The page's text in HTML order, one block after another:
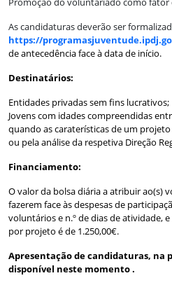
As candidaturas deverão ser
https://
de antecedência face à data de início.
Destinatários:
Entidades privadas sem fins lucrativos;
Jovens com idades compreendidas
quando as caraterísticas de um
ou pela análise da respetiva Direção
Financiamento:
O valor da bolsa diária a atribuir ao(s)
fazerem face às despesas de
voluntários e n.º de dias de atividade,
por projeto é de 1.250,00€.
Apresentação de candidaturas, na
disponível neste momento .